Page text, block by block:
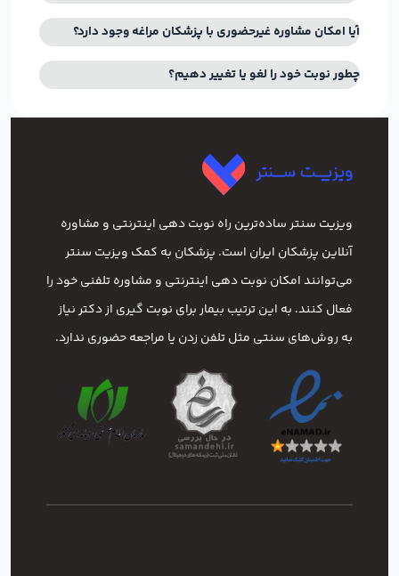
آیا امکان مشاوره غیرحضوری با پزشکان مراغه وجود دارد؟
چطور نوبت خود را لغو یا تغییر دهیم؟
ویزیت سنتر ساده‌ترین راه نوبت‌ دهی اینترنتی و مشاوره
آنلاین پزشکان ایران است. پزشکان به کمک ویزیت سنتر
می‌توانند امکان نوبت دهی اینترنتی و مشاوره تلفنی خود را
فعال کنند. به این ترتیب بیمار برای نوبت گیری از دکتر نیاز
به روش‌های سنتی مثل تلفن زدن یا مراجعه حضوری ندارد.